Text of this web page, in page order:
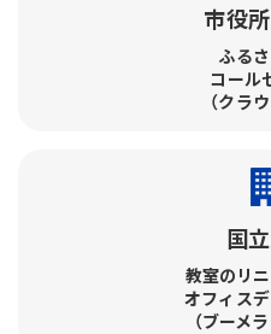
市役
ふる
コール
（クラ
国
教室のリ
オフィス
（ブーメ